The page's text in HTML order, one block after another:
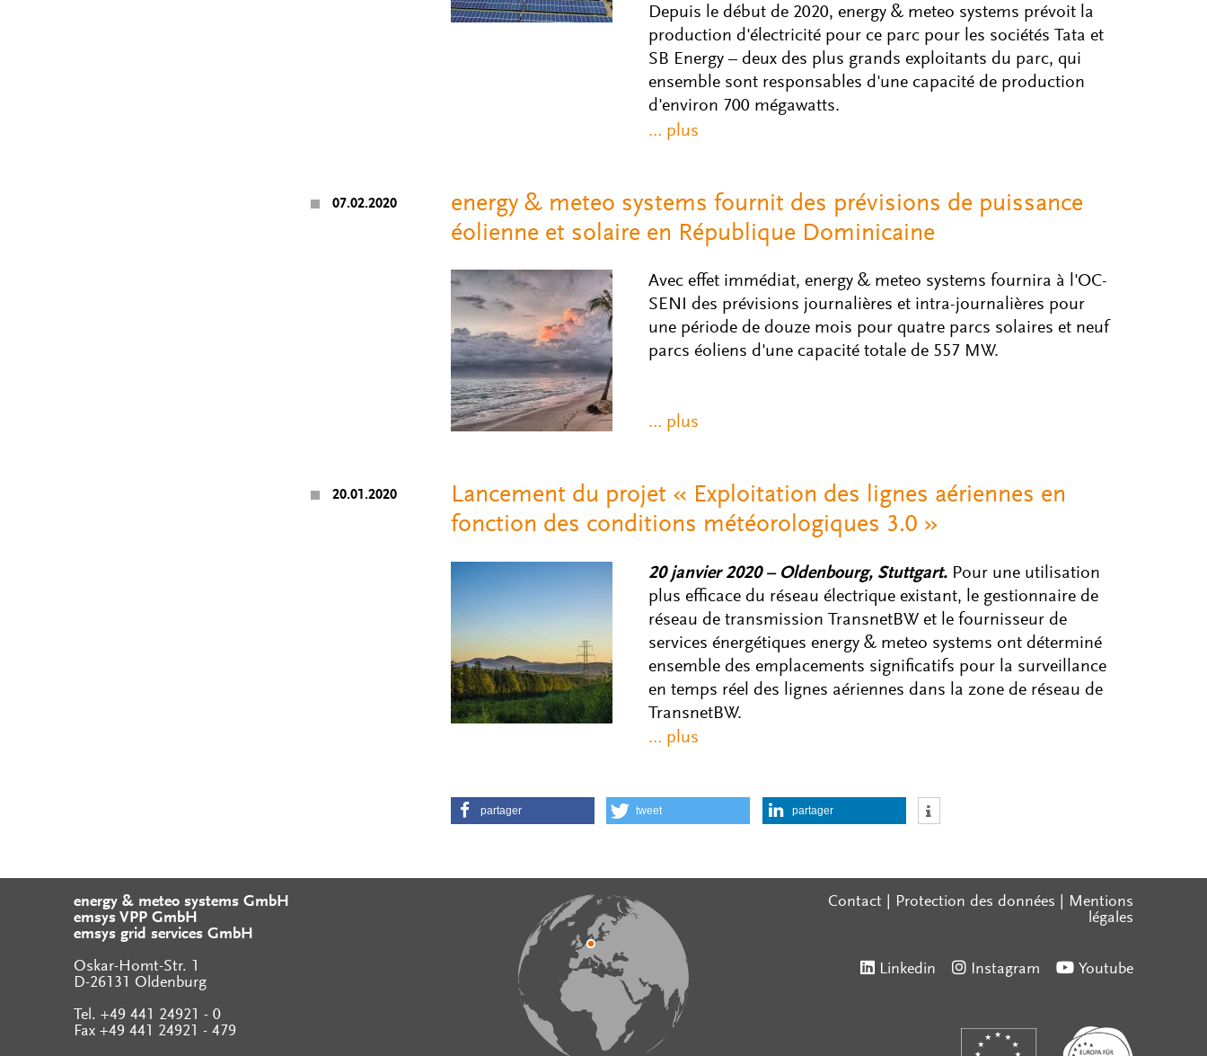
Depuis le début de 2020, energy & meteo systems prévoit la
production d'électricité pour ce parc pour les sociétés Tata et
SB Energy – deux des plus grands exploitants du parc, qui
ensemble sont responsables d'une capacité de production
d'environ 700 mégawatts.
07.02.2020
energy & meteo systems fournit des prévisions de puissance
éolienne et solaire en République Dominicaine
Avec effet immédiat, energy & meteo systems fournira à l'OC-
SENI des prévisions journalières et intra-journalières pour
une période de douze mois pour quatre parcs solaires et neuf
parcs éoliens d'une capacité totale de 557 MW.
20.01.2020
Lancement du projet « Exploitation des lignes aériennes en
fonction des conditions météorologiques 3.0 »
20 janvier 2020 – Oldenbourg, Stuttgart. Pour une utilisation
plus efficace du réseau électrique existant, le gestionnaire de
réseau de transmission TransnetBW et le fournisseur de
services énergétiques energy & meteo systems ont déterminé
ensemble des emplacements significatifs pour la surveillance
en temps réel des lignes aériennes dans la zone de réseau de
TransnetBW.
partager tweet partager
energy & meteo systems GmbH
emsys VPP GmbH
emsys grid services GmbH
Oskar-Homt-Str. 1
D-26131 Oldenburg
Tel. +49 441 24921 - 0
Fax +49 441 24921 - 479
Contact Protection des données
Mentions
légales
Linkedin Instagram Youtube